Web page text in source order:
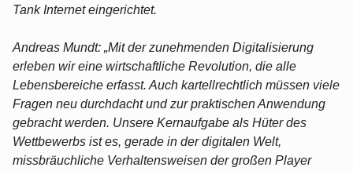
Tank Internet eingerichtet.
Andreas Mundt: „Mit der zunehmenden Digitalisierung
erleben wir eine wirtschaftliche Revolution, die alle
Lebensbereiche erfasst. Auch kartellrechtlich müssen viele
Fragen neu durchdacht und zur praktischen Anwendung
gebracht werden. Unsere Kernaufgabe als Hüter des
Wettbewerbs ist es, gerade in der digitalen Welt,
missbräuchliche Verhaltensweisen der großen Player